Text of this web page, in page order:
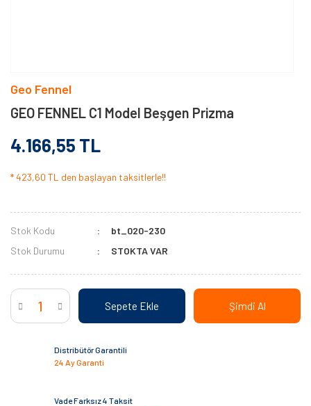
Geo Fennel
GEO FENNEL C1 Model Beşgen Prizma
4.166,55 TL
* 423,60 TL den başlayan taksitlerle!!
Stok Kodu
bt_020-230
Stok Durumu
STOKTA VAR
Sepete Ekle Şimdi Al
Distribütör Garantili
24 Ay Garanti
Vade Farksız 4 Taksit